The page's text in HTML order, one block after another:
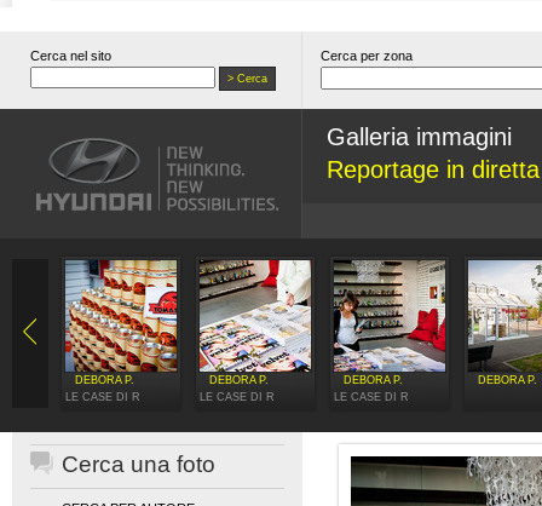
Cerca nel sito Cerca per zona
Galleria immagini
Reportage in
DEBORA P.
LE CASE DI R
DEBORA P.
LE CASE DI R
DEBORA P.
LE CASE DI R
DEBORA P.
Cerca una foto